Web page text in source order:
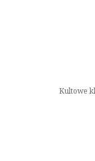
Kultowe